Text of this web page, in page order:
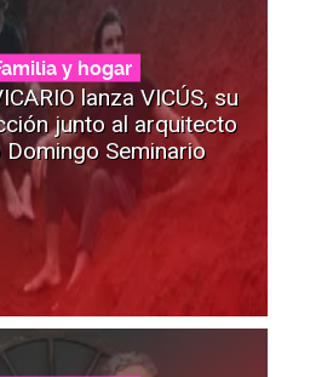
y hogar
lanza VICÚS, su
junto al arquitecto
Domingo Seminario